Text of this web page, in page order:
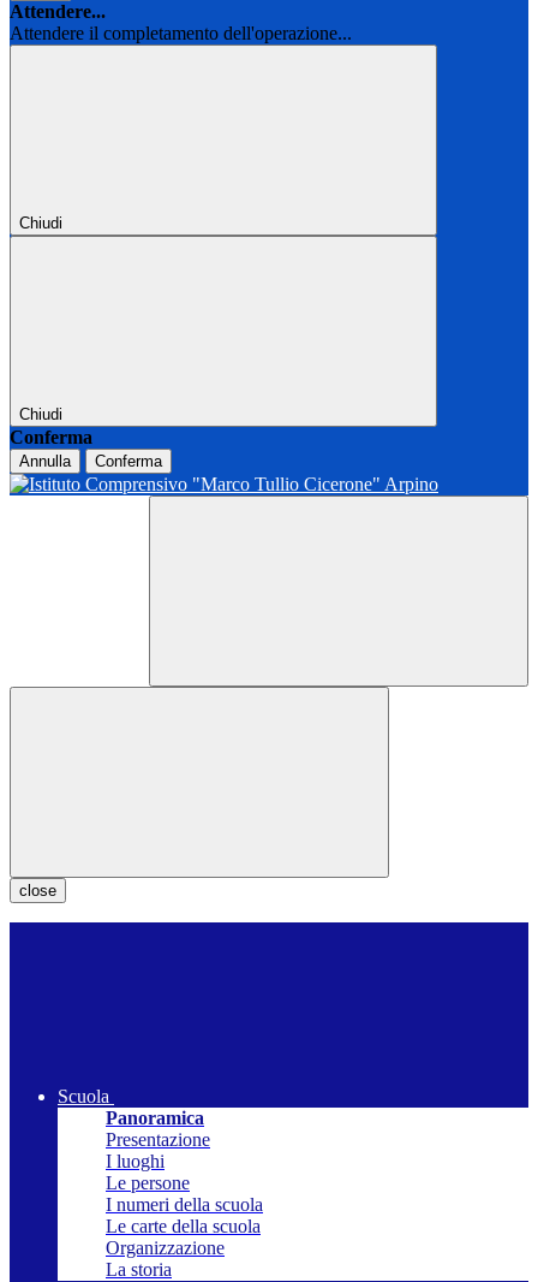
Attendere...
Attendere il completamento dell'operazione...
Chiudi
Chiudi
Conferma
Annulla Conferma
close
Scuola
Panoramica
Presentazione
I luoghi
Le persone
I numeri della scuola
Le carte della scuola
Organizzazione
La storia